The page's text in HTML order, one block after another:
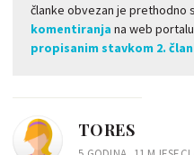
članke obvezan je prethodno
komentiranja na web
propisanim stavkom 2.
TORES